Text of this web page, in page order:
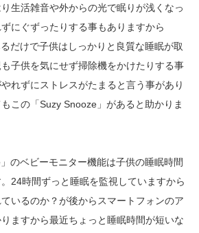
生活雑音や外からの光で眠りが浅くなっ
にぐずったりする事もありますから
だけで子供はしっかりと良質な睡眠が取
子供を気にせず掃除機をかけたりする事
れずにストレスがたまると言う事があり
この「Suzy Snooze」があると助かりま
のベビーモニター機能は子供の睡眠時間
24時間ずっと睡眠を監視していますから
いるのか？が後からスマートフォンのア
ますから最近ちょっと睡眠時間が短いな